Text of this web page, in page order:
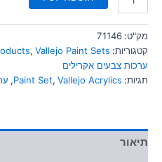
מק"ט: 71146
קטגוריות:
, Vallejo Paint Sets
ערכות צבעים אקרילים
תגיות:
Paint Set, Vallejo Acrylics
,
תיאור